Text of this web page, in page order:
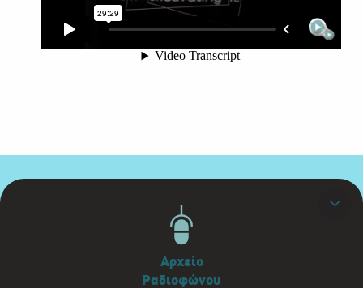
Αρχείο
Ραδιοφώνου